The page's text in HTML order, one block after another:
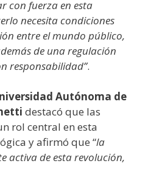
con fuerza en esta
necesita condiciones
entre el mundo público,
de una regulación
responsabilidad”.
Autónoma de
destacó que las
rol central en esta
y afirmó que “la
activa de esta revolución,